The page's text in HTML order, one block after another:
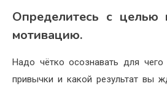
Определитесь с целью
мотивацию.
Надо чётко осознавать для
привычки и какой результат вы